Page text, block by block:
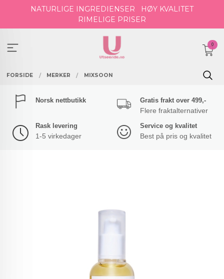
NATURLIGE INGREDIENSER
HØY KVALITET
RIMELIGE PRISER
0
FORSIDE MERKER MIXSOON
Norsk nettbutikk Gratis frakt over 499,-
Flere fraktalternativer
Rask levering
1-5 virkedager
Service og kvalitet
Best på pris og kvalitet